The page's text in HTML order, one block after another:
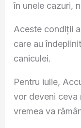
în unele cazuri,
Aceste condiții
care au
caniculei.
Pentru iulie,
vor deveni ceva
vremea va